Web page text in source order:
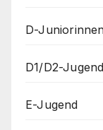
D-
D1/D2-Jugend
E-Jugend